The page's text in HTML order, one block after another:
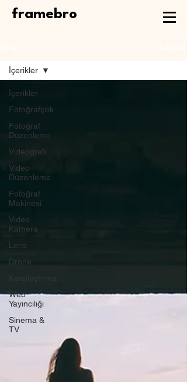
framebro
İçerikler
Fotoğrafçılık
Fotoğraf
Düzenleme
Videografi
Video
Düzenleme
Fotoğraf
Makinesi
Video
Kamera
Lens
Drone
Karşılaştırma
Web
Yayıncılığı
Sinema &
TV
İçerikler